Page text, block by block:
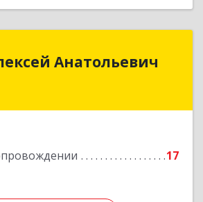
Анатольевич
17
Алексей Анатольевич
обл,город Вятские Поляны